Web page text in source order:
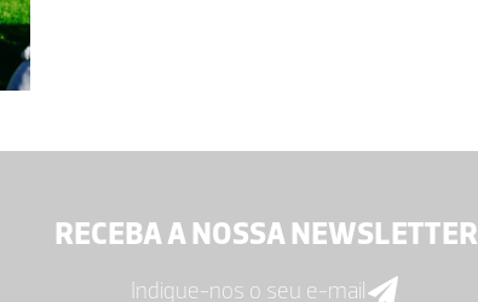
RECEBA A NOSSA NEWSLETTER